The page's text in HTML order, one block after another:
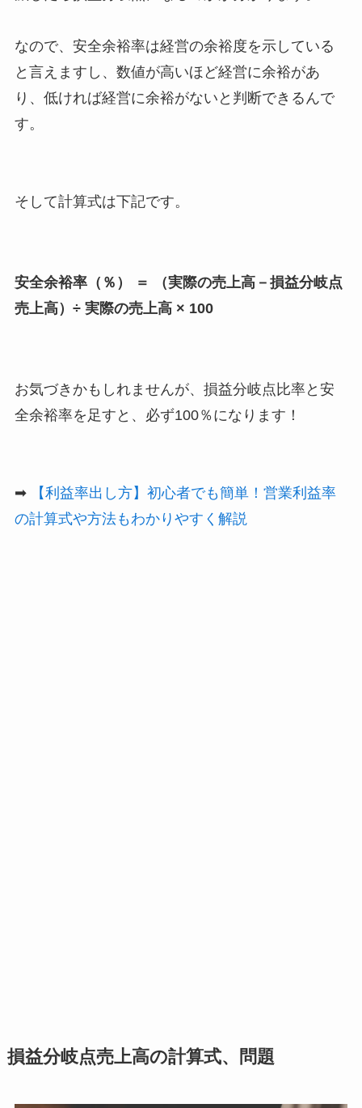
なので、安全余裕率は経営の余裕度を示している
と言えますし、数値が高いほど経営に余裕があ
り、低ければ経営に余裕がないと判断できるんで
す。
そして計算式は下記です。
安全余裕率（％） ＝ （実際の売上高－損益分岐点
売上高）÷ 実際の売上高 × 100
お気づきかもしれませんが、損益分岐点比率と安
全余裕率を足すと、必ず100％になります！
➡
【利益率出し方】初心者でも簡単！営業利益率
の計算式や方法もわかりやすく解説
損益分岐点売上高の計算式、問題